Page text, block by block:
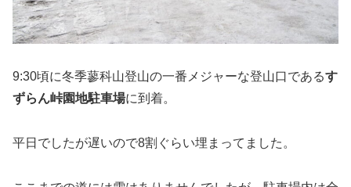
9:30頃に冬季蓼科山登山の一番メジャーな登山口であるす
ずらん峠園地駐車場に到着。
平日でしたが遅いので8割ぐらい埋まってました。